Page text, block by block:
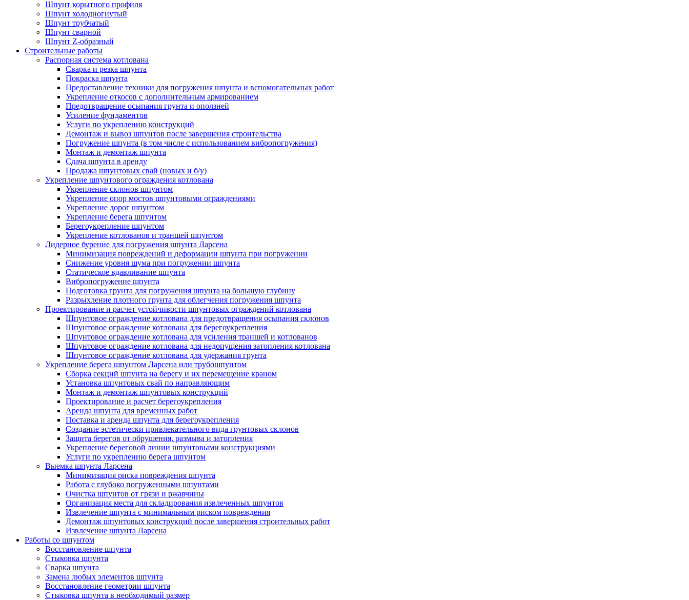
Шпунт корытного профиля
Шпунт холодногнутый
Шпунт трубчатый
Шпунт сварной
Шпунт Z-образный
Строительные работы
Распорная система котлована
Сварка и резка шпунта
Покраска шпунта
Предоставление техники для погружения шпунта и вспомогательных работ
Укрепление откосов с дополнительным армированием
Предотвращение осыпания грунта и оползней
Усиление фундаментов
Услуги по укреплению конструкций
Демонтаж и вывоз шпунтов после завершения строительства
Погружение шпунта (в том числе с использованием вибропогружения)
Монтаж и демонтаж шпунта
Сдача шпунта в аренду
Продажа шпунтовых свай (новых и б/у)
Укрепление шпунтового ограждения котлована
Укрепление склонов шпунтом
Укрепление опор мостов шпунтовыми ограждениями
Укрепление дорог шпунтом
Укрепление берега шпунтом
Берегоукрепление шпунтом
Укрепление котлованов и траншей шпунтом
Лидерное бурение для погружения шпунта Ларсена
Минимизация повреждений и деформации шпунта при погружении
Снижение уровня шума при погружении шпунта
Статическое вдавливание шпунта
Вибропогружение шпунта
Подготовка грунта для погружения шпунта на большую глубину
Разрыхление плотного грунта для облегчения погружения шпунта
Проектирование и расчет устойчивости шпунтовых ограждений котлована
Шпунтовое ограждение котлована для предотвращения осыпания склонов
Шпунтовое ограждение котлована для берегоукрепления
Шпунтовое ограждение котлована для усиления траншей и котлованов
Шпунтовое ограждение котлована для недопущения затопления котлована
Шпунтовое ограждение котлована для удержания грунта
Укрепление берега шпунтом Ларсена или трубошпунтом
Сборка секций шпунта на берегу и их перемещение краном
Установка шпунтовых свай по направляющим
Монтаж и демонтаж шпунтовых конструкций
Проектирование и расчет берегоукрепления
Аренда шпунта для временных работ
Поставка и аренда шпунта для берегоукрепления
Создание эстетически привлекательного вида грунтовых склонов
Защита берегов от обрушения, размыва и затопления
Укрепление береговой линии шпунтовыми конструкциями
Услуги по укреплению берега шпунтом
Выемка шпунта Ларсена
Минимизация риска повреждения шпунта
Работа с глубоко погруженными шпунтами
Очистка шпунтов от грязи и ржавчины
Организация места для складирования извлеченных шпунтов
Извлечение шпунта с минимальным риском повреждения
Демонтаж шпунтовых конструкций после завершения строительных работ
Извлечение шпунта Ларсена
Работы со шпунтом
Восстановление шпунта
Стыковка шпунта
Сварка шпунта
Замена любых элементов шпунта
Восстановление геометрии шпунта
Стыковка шпунта в необходимый размер